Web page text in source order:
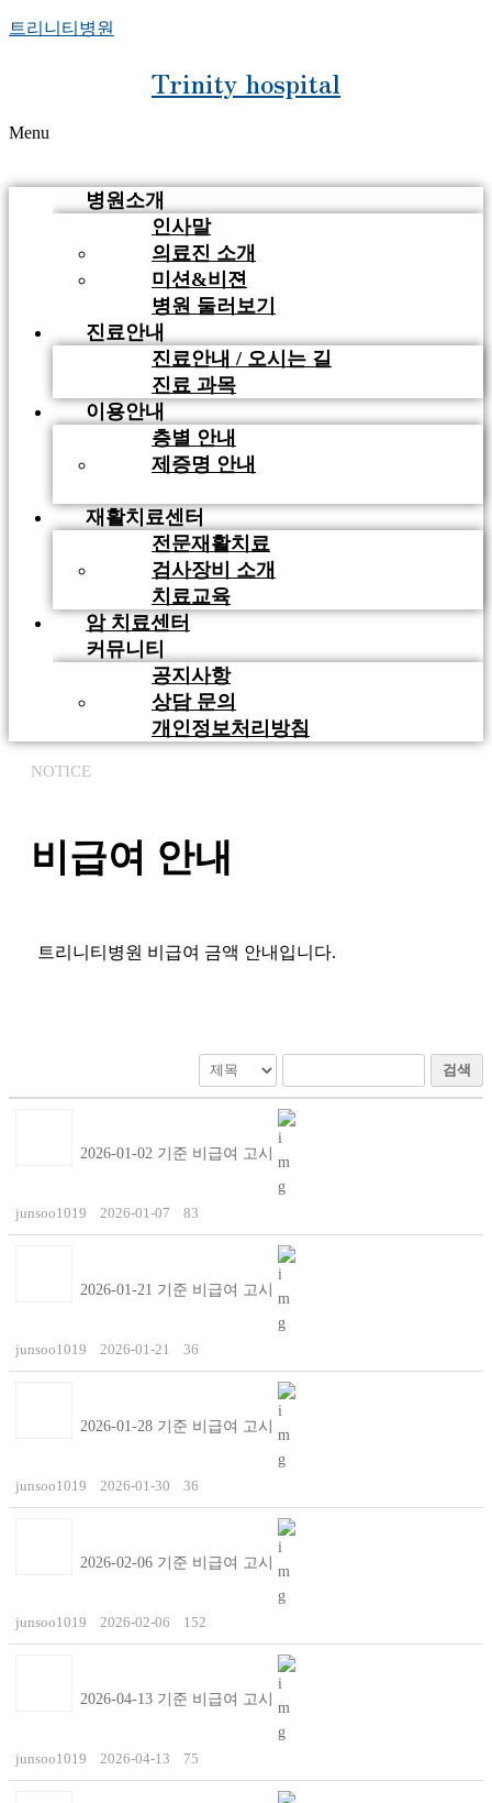
트리니티병원
Trinity hospital
Menu
병원소개
인사말
의료진 소개
미션&비젼
병원 둘러보기
진료안내
진료안내 / 오시는 길
진료 과목
이용안내
층별 안내
제증명 안내
재활치료센터
전문재활치료
검사장비 소개
치료교육
암 치료센터
커뮤니티
공지사항
상담 문의
개인정보처리방침
NOTICE
비급여 안내
트리니티병원 비급여 금액 안내입니다.
검색
2026-01-02 기준 비급여 고시
junsoo1019 2026-01-07 83
2026-01-21 기준 비급여 고시
junsoo1019 2026-01-21 36
2026-01-28 기준 비급여 고시
junsoo1019 2026-01-30 36
2026-02-06 기준 비급여 고시
junsoo1019 2026-02-06 152
2026-04-13 기준 비급여 고시
junsoo1019 2026-04-13 75